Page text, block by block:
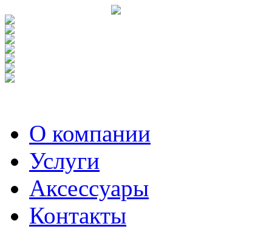
О компании
Услуги
Аксесcуары
Контакты